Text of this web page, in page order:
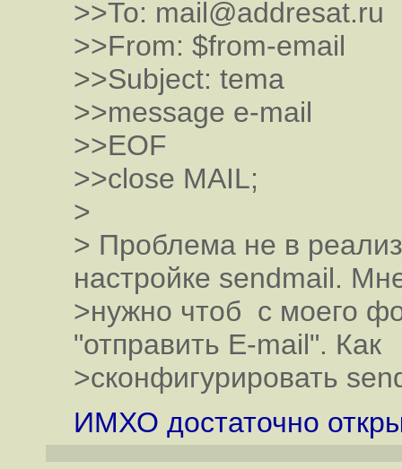
>>To: mail@addresat.ru
>>From: $from-email
>>Subject: tema
>>message e-mail
>>EOF
>>close MAIL;
>
> Проблема не в
настройке sendmail.
>нужно чтоб с моего
"отправить E-mail". Как
>сконфигурировать
ИМХО достаточно